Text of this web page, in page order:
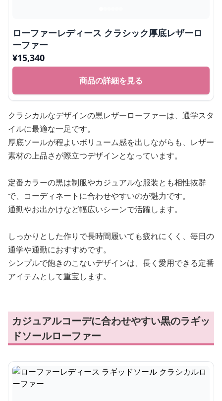
ローファーレディース クラシック厚底レザーロ
ーファー
¥15,340
商品の詳細を見る
クラシカルなデザインの黒レザーローファーは、通学スタ
イルに最適な一足です。
厚底ソールが程よいボリューム感を出しながらも、レザー
素材の上品さが際立つデザインとなっています。
定番カラーの黒は制服やカジュアルな服装とも相性抜群
で、コーディネートに合わせやすいのが魅力です。
通勤やお出かけなど幅広いシーンで活躍します。
しっかりとした作りで長時間履いても疲れにくく、毎日の
通学や通勤におすすめです。
シンプルで飽きのこないデザインは、長く愛用できる定番
アイテムとして重宝します。
カジュアルコーデに合わせやすい黒のラギッ
ドソールローファー